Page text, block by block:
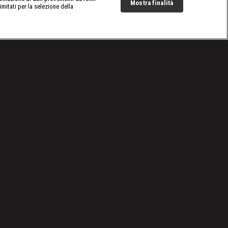
per la selezione della
Mostra finalità